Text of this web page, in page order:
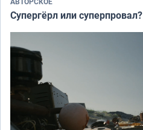
Супергёрл или суперпровал?